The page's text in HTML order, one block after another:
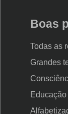
Boas
Todas as
Grandes
Educação